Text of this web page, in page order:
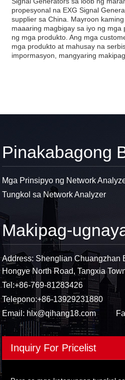
propesyonal na EXG Signal
supplier sa China. Mayroon
maaaring magbigay sa iyo ng mga
ng mga produkto. Ang mga
mga produkto at mahusay na
impormasyon, mangyaring
Pinakabagong
Mga Prinsipyo ng Network
Tungkol sa Network Analyzer
Makipag-
Address: Shenglian Chuangzhan
Hongye North Road, Tangxia
Tel:+86-769-81283426
Telepono:+86-13929231880
Email: hlx@qihang18.com
Inquiry For Pricelist